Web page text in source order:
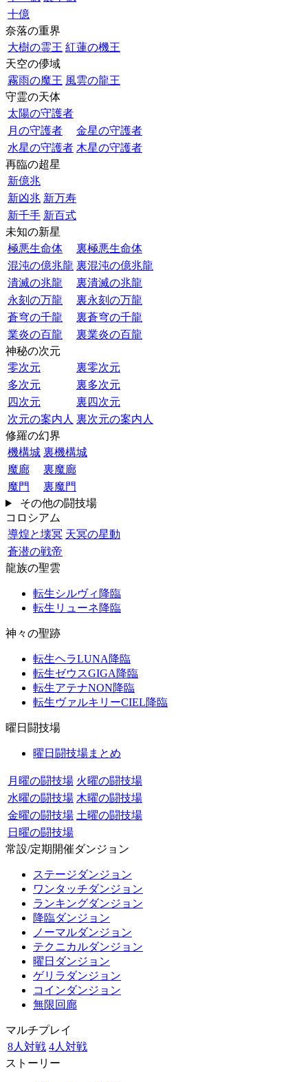
十億
奈落の重界
大樹の霊王 紅蓮の機王
天空の儚域
霧雨の魔王 風雲の龍王
守霊の天体
太陽の守護者
月の守護者
金星の守護者
水星の守護者 木星の守護者
再臨の超星
新億兆
新凶兆 新万寿
新千手 新百式
未知の新星
極悪生命体
裏極悪生命体
混沌の億兆龍 裏混沌の億兆龍
潰滅の兆龍
裏潰滅の兆龍
永刻の万龍
裏永刻の万龍
蒼穹の千龍
裏蒼穹の千龍
業炎の百龍
裏業炎の百龍
神秘の次元
零次元
裏零次元
多次元
裏多次元
四次元
裏四次元
次元の案内人 裏次元の案内人
修羅の幻界
機構城 裏機構城
魔廊
裏魔廊
魔門
裏魔門
その他の闘技場
コロシアム
導煌と壊冥 天冥の星動
蒼潜の戦帝
龍族の聖雲
転生シルヴィ降臨
転生リューネ降臨
神々の聖跡
転生ヘラLUNA降臨
転生ゼウスGIGA降臨
転生アテナNON降臨
転生ヴァルキリーCIEL降臨
曜日闘技場
曜日闘技場まとめ
月曜の闘技場 火曜の闘技場
水曜の闘技場 木曜の闘技場
金曜の闘技場 土曜の闘技場
日曜の闘技場
常設/定期開催ダンジョン
ステージダンジョン
ワンタッチダンジョン
ランキングダンジョン
降臨ダンジョン
ノーマルダンジョン
テクニカルダンジョン
曜日ダンジョン
ゲリラダンジョン
コインダンジョン
無限回廊
マルチプレイ
8人対戦 4人対戦
ストーリー